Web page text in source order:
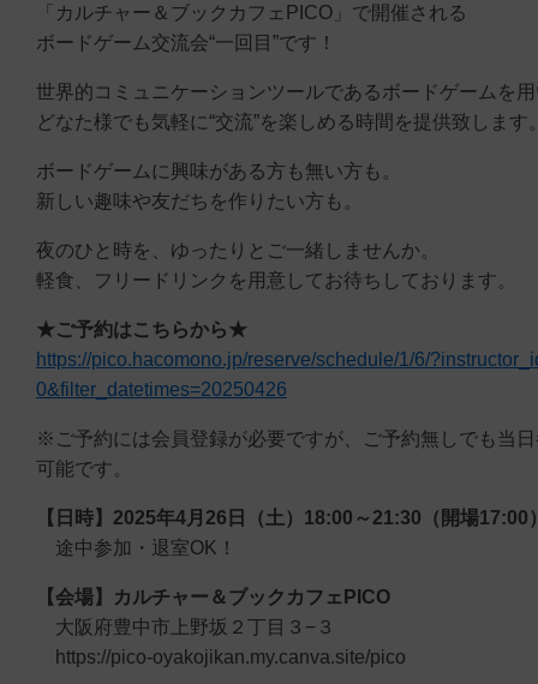
「カルチャー＆ブックカフェPICO」で開催される
ボードゲーム交流会“一回目”です！
世界的コミュニケーションツールであるボードゲームを
どなた様でも気軽に“交流”を楽しめる時間を提供致します
ボードゲームに興味がある方も無い方も。
新しい趣味や友だちを作りたい方も。
夜のひと時を、ゆったりとご一緒しませんか。
軽食、フリードリンクを用意してお待ちしております。
★ご予約はこちらから★
https://pico.hacomono.jp/reserve/schedule/1/6/
0&filter_datetimes=20250426
※ご予約には会員登録が必要ですが、ご予約無しでも当
可能です。
【日時】2025年4月26日（土）18:00～21:30（開場17:00
途中参加・退室OK！
【会場】カルチャー＆ブックカフェPICO
大阪府豊中市上野坂２丁目３−３
https://pico-oyakojikan.my.canva.site/pico